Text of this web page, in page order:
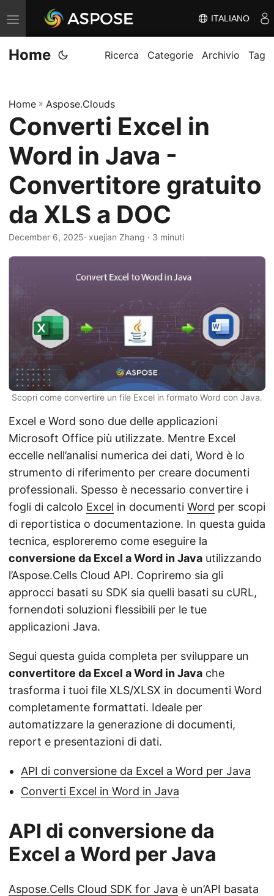
V
ä
x
n
a
i
g
e
r
i
n
g
ITALIANO
Home Ricerca Categorie Archivio Tag
Home » Aspose.Clouds
Converti Excel in
Word in Java -
Convertitore gratuito
da XLS a DOC
December 6, 2025· xuejian Zhang · 3 minuti
Scopri come convertire un file Excel in formato Word con Java.
Excel e Word sono due delle applicazioni
Microsoft Office più utilizzate. Mentre Excel
eccelle nell’analisi numerica dei dati, Word è lo
strumento di riferimento per creare documenti
professionali. Spesso è necessario convertire i
fogli di calcolo Excel in documenti Word per scopi
di reportistica o documentazione. In questa guida
tecnica, esploreremo come eseguire la
conversione da Excel a Word in Java utilizzando
l’Aspose.Cells Cloud API. Copriremo sia gli
approcci basati su SDK sia quelli basati su cURL,
fornendoti soluzioni flessibili per le tue
applicazioni Java.
Segui questa guida completa per sviluppare un
convertitore da Excel a Word in Java che
trasforma i tuoi file XLS/XLSX in documenti Word
completamente formattati. Ideale per
automatizzare la generazione di documenti,
report e presentazioni di dati.
API di conversione da Excel a Word per Java
Converti Excel in Word in Java
API di conversione da
Excel a Word per Java
Aspose.Cells Cloud SDK for Java è un’API basata